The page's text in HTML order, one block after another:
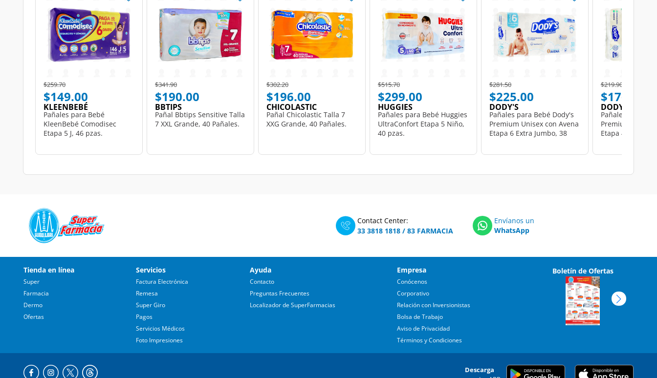
Price reduced from
$259.70to
$149.00
KLEENBEBÉ
Pañales para Bebé
KleenBebé Comodisec
Etapa 5 J, 46 pzas.
Price reduced from
$341.90to
$190.00
BBTIPS
Pañal Bbtips Sensitive Talla
7 XXL Grande, 40 Pañales.
Price reduced from
$302.20to
$196.00
CHICOLASTIC
Pañal Chicolastic Talla 7
XXG Grande, 40 Pañales.
Price reduced from
$515.70to
$299.00
HUGGIES
Pañales para Bebé Huggies
UltraConfort Etapa 5 Niño,
40 pzas.
Price reduced from
$281.50to
$225.00
DODY'S
Pañales para Bebé Dody's
Premium Unisex con Avena
Etapa 6 Extra Jumbo, 38
Price reduced from
$219.90
$176.00
DODY'S
Pañales para
Premium Unisex
Etapa 4 Grande,
Contact Center:
33 3818 1818 / 83 FARMACIA
Envíanos un
WhatsApp
Tienda en línea
Super
Farmacia
Dermo
Ofertas
Servicios
Factura Electrónica
Remesa
Super Giro
Pagos
Servicios Médicos
Foto Impresiones
Ayuda
Contacto
Preguntas Frecuentes
Localizador de SuperFarmacias
Empresa
Conócenos
Corporativo
Relación con Inversionistas
Bolsa de Trabajo
Aviso de Privacidad
Términos y Condiciones
Boletín de Ofertas
Descarga